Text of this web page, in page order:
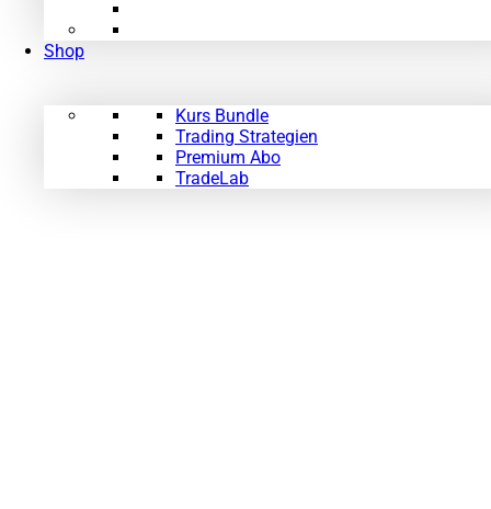
Shop
Kurs Bundle
Trading Strategien
Premium Abo
TradeLab